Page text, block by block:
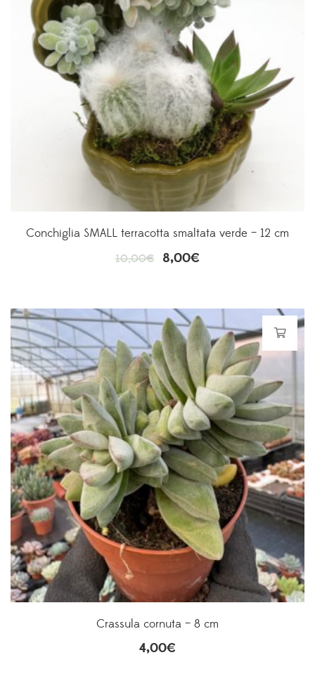
Conchiglia SMALL terracotta smaltata verde – 12 cm
10,00€ 8,00€
Crassula cornuta – 8 cm
4,00€